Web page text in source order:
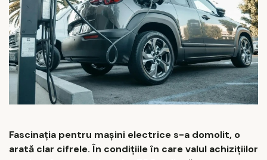
Fascinația pentru mașini electrice s-a domolit, o
arată clar cifrele. În condițiile în care valul achizițiilor